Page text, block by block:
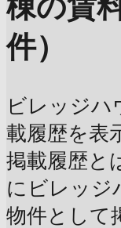
棟の賃
件）
ビレッジハ
載履歴を表
掲載履歴と
にビレッジ
物件として